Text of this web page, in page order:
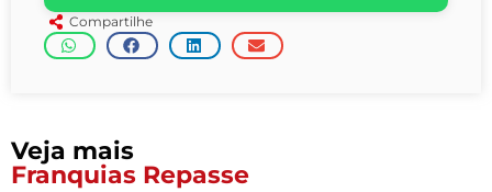
Compartilhe
Veja mais
Franquias Repasse